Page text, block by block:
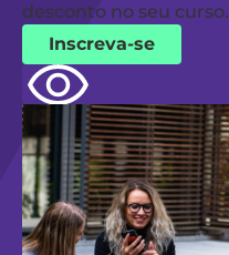
desconto no seu curso.
Inscreva-se